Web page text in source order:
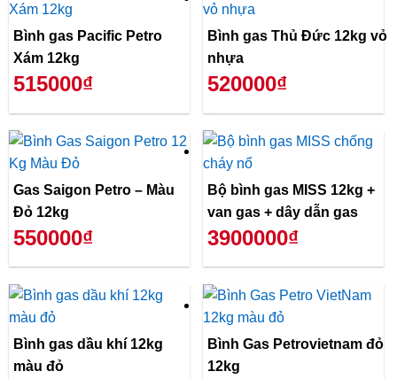
Bình gas Pacific Petro
Xám 12kg
515000₫
Bình gas Thủ Đức 12kg vỏ
nhựa
520000₫
Gas Saigon Petro – Màu
Đỏ 12kg
550000₫
Bộ bình gas MISS 12kg +
van gas + dây dẫn gas
3900000₫
Bình gas dầu khí 12kg
màu đỏ
Bình Gas Petrovietnam đỏ
12kg